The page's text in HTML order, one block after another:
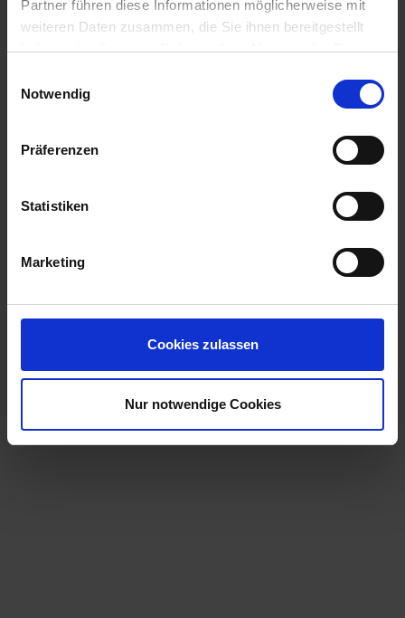
Partner führen diese Informationen möglicherweise mit
weiteren Daten zusammen, die Sie ihnen bereitgestellt
haben oder die sie im Rahmen Ihrer Nutzung der Dienste
Notwendig
Präferenzen
Statistiken
Marketing
Cookies zulassen
Nur notwendige Cookies